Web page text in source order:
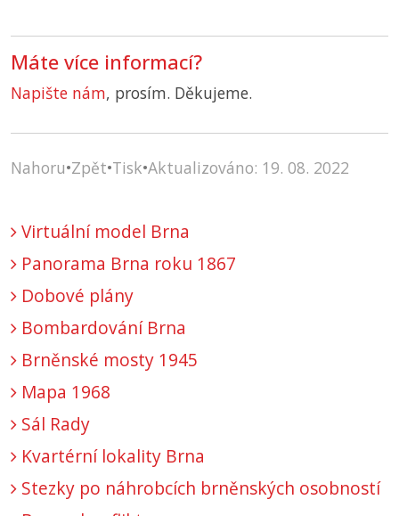
Máte více informací?
Napište nám, prosím. Děkujeme.
Nahoru•Zpět•Tisk•Aktualizováno: 19. 08. 2022
Virtuální model Brna
Panorama Brna roku 1867
Dobové plány
Bombardování Brna
Brněnské mosty 1945
Mapa 1968
Sál Rady
Kvartérní lokality Brna
Stezky po náhrobcích brněnských osobností